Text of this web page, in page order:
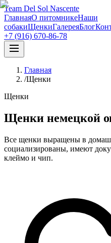
Team Del Sol Nascente
ГлавнаяО питомникеНаши
собакиЩенкиГалереяБлог
+7 (916) 670-86-78
Главная
/Щенки
Щенки
Щенки немецкой
Все щенки выращены в
социализированы, имеют
клеймо и чип.